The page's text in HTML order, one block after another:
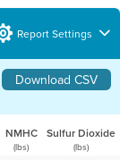
Report Settings
Download CSV
NMHC Sulfur Dioxide
(lbs) (lbs)